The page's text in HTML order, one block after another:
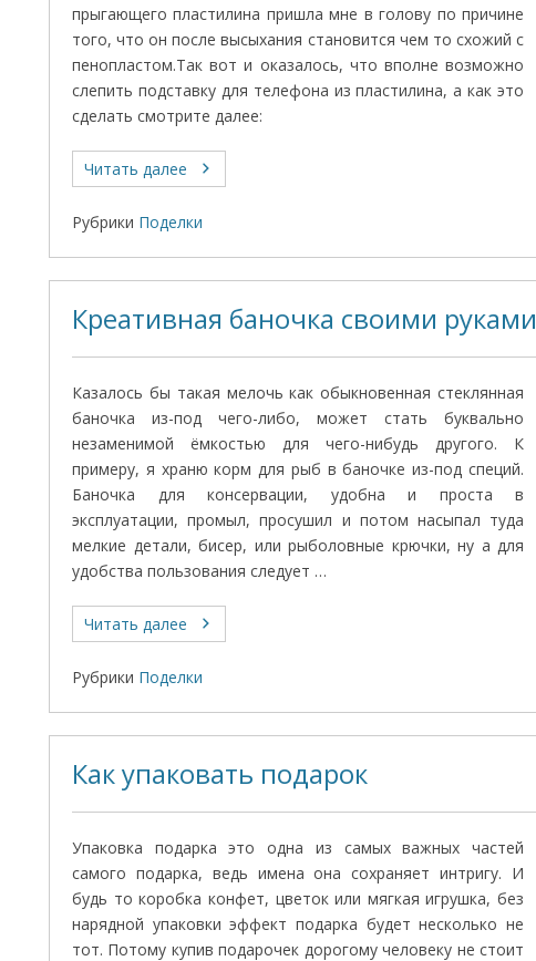
прыгающего пластилина пришла мне в голову по причине
того, что он после высыхания становится чем то схожий с
пенопластом.Так вот и оказалось, что вполне возможно
слепить подставку для телефона из пластилина, а как это
сделать смотрите далее:
Читать далее
Рубрики Поделки
Креативная баночка своими руками
Казалось бы такая мелочь как обыкновенная стеклянная
баночка из-под чего-либо, может стать буквально
незаменимой ёмкостью для чего-нибудь другого. К
примеру, я храню корм для рыб в баночке из-под специй.
Баночка для консервации, удобна и проста в
эксплуатации, промыл, просушил и потом насыпал туда
мелкие детали, бисер, или рыболовные крючки, ну а для
удобства пользования следует …
Читать далее
Рубрики Поделки
Как упаковать подарок
Упаковка подарка это одна из самых важных частей
самого подарка, ведь имена она сохраняет интригу. И
будь то коробка конфет, цветок или мягкая игрушка, без
нарядной упаковки эффект подарка будет несколько не
тот. Потому купив подарочек дорогому человеку не стоит